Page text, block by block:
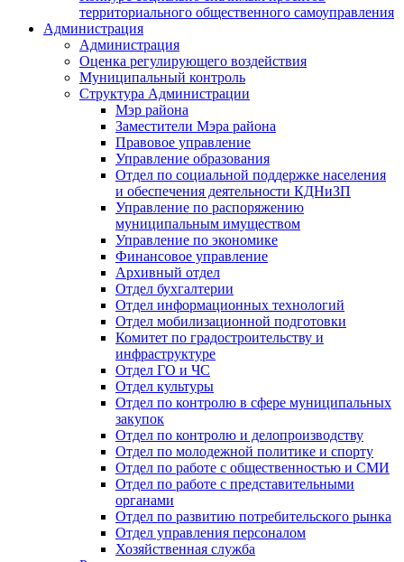
территориального общественного самоуправления
Администрация
Администрация
Оценка регулирующего воздействия
Муниципальный контроль
Структура Администрации
Мэр района
Заместители Мэра района
Правовое управление
Управление образования
Отдел по социальной поддержке населения
и обеспечения деятельности КДНиЗП
Управление по распоряжению
муниципальным имуществом
Управление по экономике
Финансовое управление
Архивный отдел
Отдел бухгалтерии
Отдел информационных технологий
Отдел мобилизационной подготовки
Комитет по градостроительству и
инфраструктуре
Отдел ГО и ЧС
Отдел культуры
Отдел по контролю в сфере муниципальных
закупок
Отдел по контролю и делопроизводству
Отдел по молодежной политике и спорту
Отдел по работе с общественностью и СМИ
Отдел по работе с представительными
органами
Отдел по развитию потребительского рынка
Отдел управления персоналом
Хозяйственная служба